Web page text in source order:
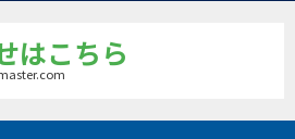
はこちら